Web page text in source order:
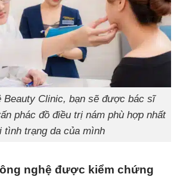
Beauty Clinic, bạn sẽ được bác sĩ
phác đồ điều trị nám phù hợp nhất
tình trạng da của mình
nghệ được kiểm chứng